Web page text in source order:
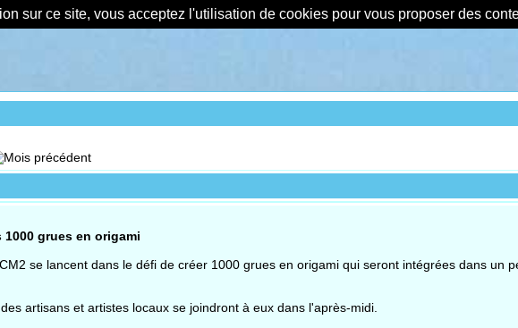
sur ce site, vous acceptez l'utilisation de cookies pour vous proposer des
1000 grues en origami
se lancent dans le défi de créer 1000 grues en origami qui seront intégrées dans un
artisans et artistes locaux se joindront à eux dans l'après-midi.